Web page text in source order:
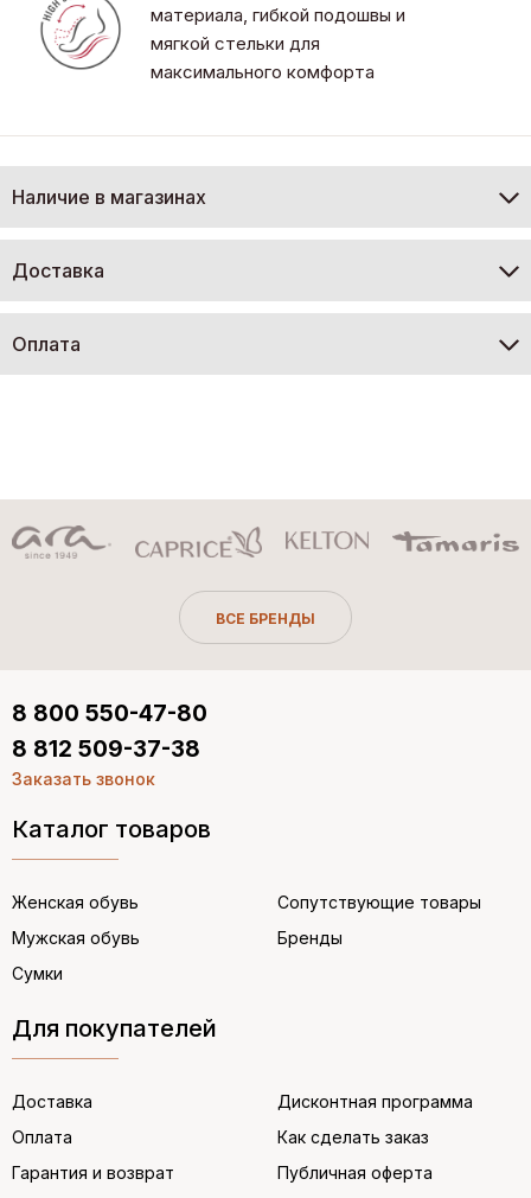
материала, гибкой подошвы и
мягкой стельки для
максимального комфорта
Наличие в магазинах
Доставка
Оплата
ВСЕ БРЕНДЫ
Каталог товаров
Женская обувь
Мужская обувь
Сумки
Сопутствующие товары
Бренды
Для покупателей
Доставка
Оплата
Гарантия и возврат
Дисконтная программа
Как сделать заказ
Публичная оферта
8 800 550-47-80
8 812 509-37-38
Заказать звонок